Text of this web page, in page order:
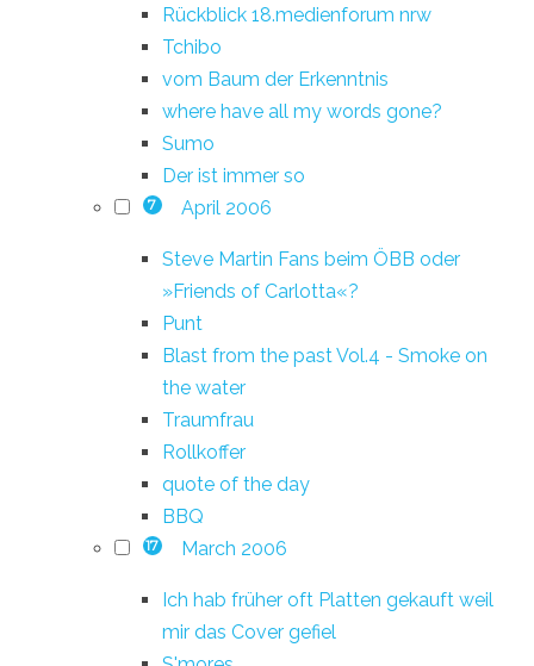
Rückblick 18.medienforum nrw
Tchibo
vom Baum der Erkenntnis
where have all my words gone?
Sumo
Der ist immer so
7 April 2006
Steve Martin Fans beim ÖBB oder
»Friends of Carlotta«?
Punt
Blast from the past Vol.4 - Smoke on
the water
Traumfrau
Rollkoffer
quote of the day
BBQ
17 March 2006
Ich hab früher oft Platten gekauft weil
mir das Cover gefiel